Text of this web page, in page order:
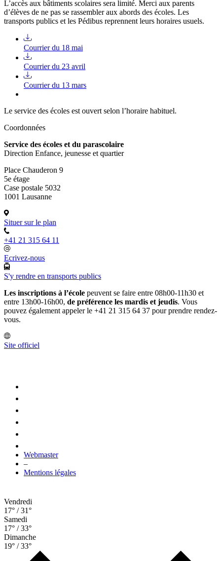
L’accès aux bâtiments scolaires sera limité. Merci aux parents
d’élèves de ne pas se rassembler aux abords des écoles. Les
transports publics et les Pédibus reprennent leurs horaires usuels.
Courrier du 18 mai
Courrier du 23 avril
Courrier du 13 mars
Le service des écoles est ouvert selon l’horaire habituel.
Coordonnées
Service des écoles et du parascolaire
Direction Enfance, jeunesse et quartier
Place Chauderon 9
5e étage
Case postale 5032
1001 Lausanne
Situer sur le plan
+41 21 315 64 11
Ecrivez-nous
S'y rendre en transports publics
Les inscriptions à l’école peuvent se faire entre 08h00-11h30 et
entre 13h00-16h00, de préférence les mardis et jeudis. Vous
pouvez également appeler le +41 21 315 64 37 pour prendre rendez-
vous.
Site officiel
Webmaster
–
Mentions légales
Vendredi
17° / 31°
Samedi
17° / 33°
Dimanche
19° / 33°